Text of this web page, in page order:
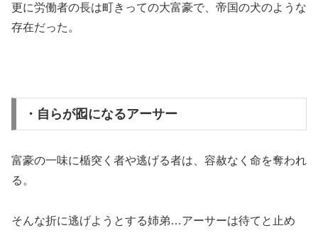
更に労働者の長は町きっての大富豪で、帝国の犬のような
存在だった。
・自らが囮になるアーサー
富豪の一味に楯突く者や逃げる者は、容赦なく命を奪われ
る。
そんな折に逃げようとする姉弟…アーサーは待てと止め